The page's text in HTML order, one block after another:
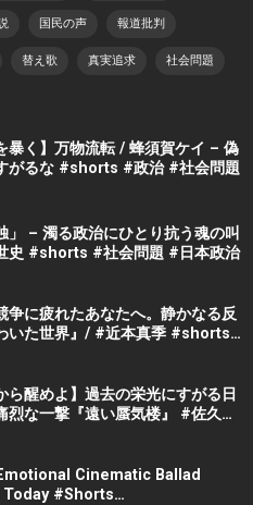
国民の声 報道批判
替え歌 真実追求 社会問題
暴く】万物流転 / 蜂須賀ケイ – 偽
がるな #shorts #政治 #社会問題
」 – 濁る政治にひとり抗う魂の叫
史 #shorts #社会問題 #日本政治
争に疲れたあなたへ。静かなる反
いた世界』/ #近本真季 #shorts
ら醒めよ】過去の栄光にすがる日
烈な一撃『遠い蜃気楼』 #佐久間
Cinematic Ballad
Today #Shorts